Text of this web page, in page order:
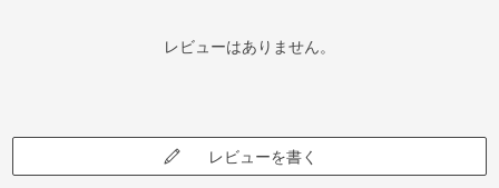
レビューはありません。
レビューを書く